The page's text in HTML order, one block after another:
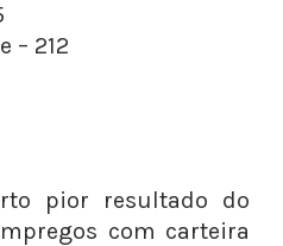
– 212
pior resultado do
com carteira